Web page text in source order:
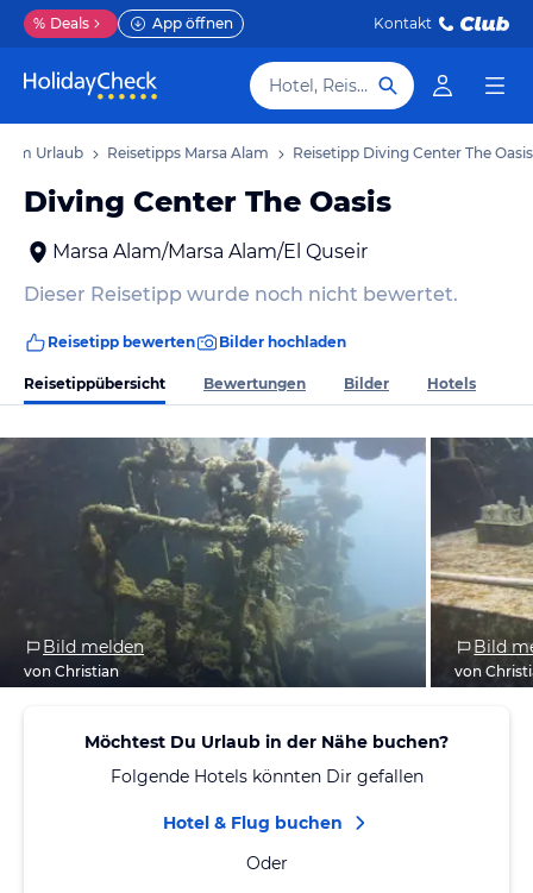
% Deals App öffnen Kontakt
Hotel, Reiseziel
Urlaub Reisetipps Marsa Alam Reisetipp Diving Center The Oasis
Diving Center The Oasis
Marsa Alam/Marsa Alam/El Quseir
Dieser Reisetipp wurde noch nicht bewertet.
Reisetipp bewerten Bilder hochladen
Reisetippübersicht Bewertungen Bilder Hotels
Bild melden
von Christian
Bild
von
Möchtest Du Urlaub in der Nähe buchen?
Folgende Hotels könnten Dir gefallen
Hotel & Flug buchen
Oder